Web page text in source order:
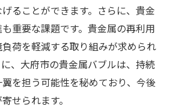
ることができます。さらに、貴金
重要な課題です。貴金属の再利用
荷を軽減する取り組みが求められ
、大府市の貴金属バブルは、持続
を担う可能性を秘めており、今後
せられます。